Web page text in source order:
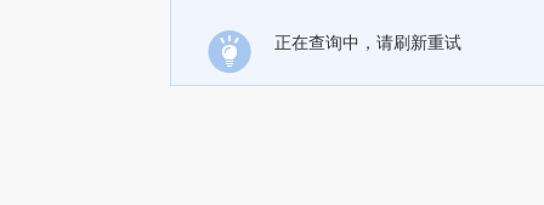
正在查询中，请刷新重试